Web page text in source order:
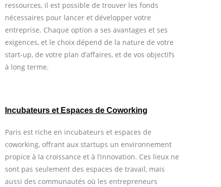
ressources, il est possible de trouver les fonds
nécessaires pour lancer et développer votre
entreprise. Chaque option a ses avantages et ses
exigences, et le choix dépend de la nature de votre
start-up, de votre plan d’affaires, et de vos objectifs
à long terme.
Incubateurs et Espaces de Coworking
Paris est riche en incubateurs et espaces de
coworking, offrant aux startups un environnement
propice à la croissance et à l’innovation. Ces lieux ne
sont pas seulement des espaces de travail, mais
aussi des communautés où les entrepreneurs